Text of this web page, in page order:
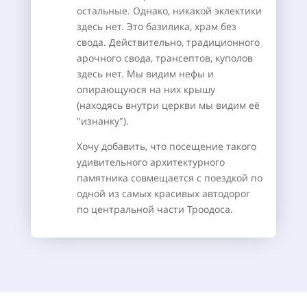
остальные. Однако, никакой эклектики
здесь нет. Это базилика, храм без
свода. Действительно, традиционного
арочного свода, трансептов, куполов
здесь нет. Мы видим нефы и
опирающуюся на них крышу
(находясь внутри церкви мы видим её
"изнанку").
Хочу добавить, что посещение такого
удивительного архитектурного
памятника совмещается с поездкой по
одной из самых красивых автодорог
по центральной части Троодоса.